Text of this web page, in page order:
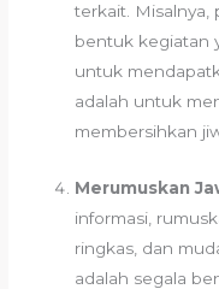
terkait. Misalnya,
bentuk kegiatan
untuk
adalah untuk
membersihkan
Merumuskan
informasi,
ringkas, dan
adalah segala